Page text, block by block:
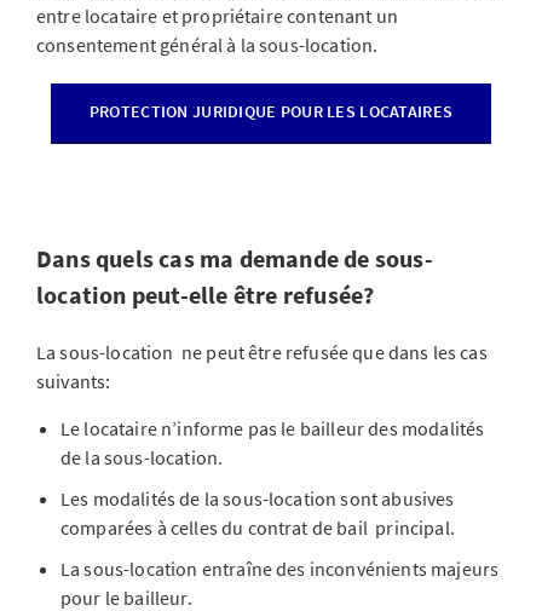
entre locataire et propriétaire contenant un
consentement général à la sous-location.
PROTECTION JURIDIQUE POUR LES LOCATAIRES
Dans quels cas ma demande de sous-
location peut-elle être refusée?
La sous-location ne peut être refusée que dans les cas
suivants:
Le locataire n’informe pas le bailleur des modalités
de la sous-location.
Les modalités de la sous-location sont abusives
comparées à celles du contrat de bail principal.
La sous-location entraîne des inconvénients majeurs
pour le bailleur.